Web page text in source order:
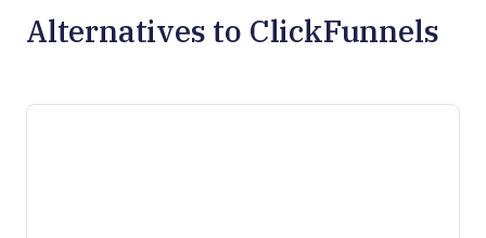
Alternatives to ClickFunnels